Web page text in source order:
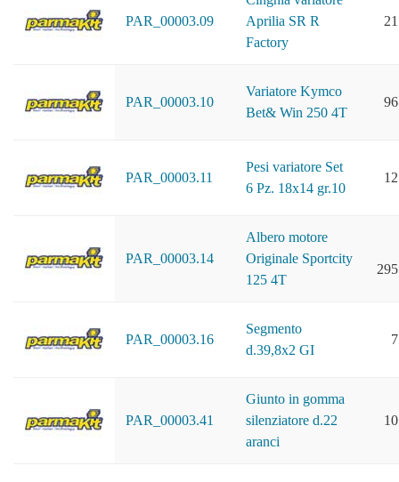
PAR_00003.09
Aprilia SR R
Factory
PAR_00003.10
Variatore Kymco
Bet& Win 250 4T
PAR_00003.11
Pesi variatore Set
6 Pz. 18x14 gr.10
PAR_00003.14
Albero motore
Originale Sportcity
125 4T
PAR_00003.16
Segmento
d.39,8x2 GI
PAR_00003.41
Giunto in gomma
silenziatore d.22
aranci